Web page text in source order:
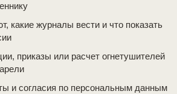
какие журналы вести и что показать
приказы или расчет огнетушителей
и согласия по персональным данным